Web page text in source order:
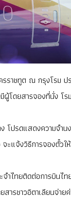
ราชทูต ณ กรุงโรม
โดยสารจองที่นั่ง
โปรดแสดงความจำ
ะแจ้งวิธีการจองตั๋ว
ำไทยติดต่อการบิน
รชาวอิตาเลียนจ่าย